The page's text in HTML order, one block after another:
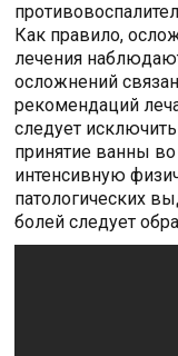
Как правило,
лечения
осложнений
рекомендаций
следует
принятие ванны
интенсивную
патологических
болей следует